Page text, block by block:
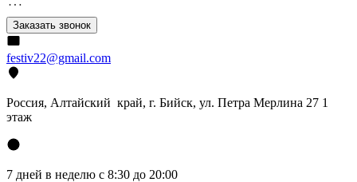
Заказать звонок
festiv22@gmail.com
Россия, Алтайский край, г. Бийск, ул. Петра Мерлина 27 1
этаж
7 дней в неделю с 8:30 до 20:00